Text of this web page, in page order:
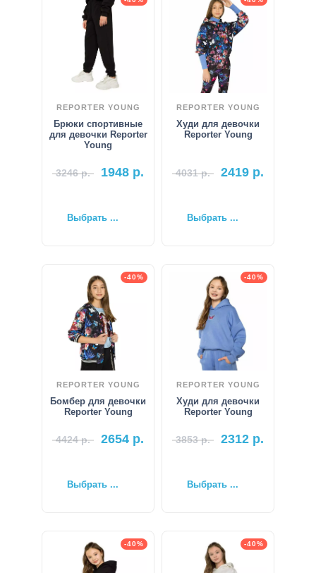
REPORTER YOUNG
Брюки спортивные
для девочки Reporter
Young
3246р. 1948 р.
Выбрать ...
REPORTER YOUNG
Худи для девочки
Reporter Young
4031р. 2419 р.
Выбрать ...
-40%
REPORTER YOUNG
Бомбер для девочки
Reporter Young
4424р. 2654 р.
Выбрать ...
-40%
REPORTER YOUNG
Худи для девочки
Reporter Young
3853р. 2312 р.
Выбрать ...
-40% -40%